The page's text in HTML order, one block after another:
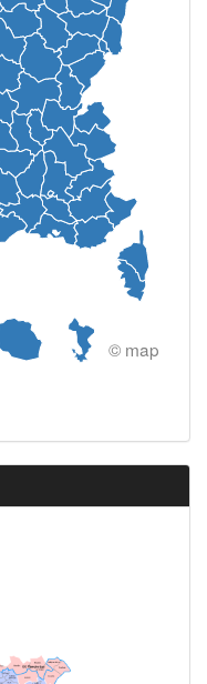
© map